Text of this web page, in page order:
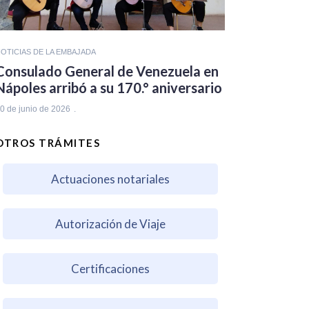
DE LA EMBAJADA
General de Venezuela en
arribó a su 170.° aniversario
de junio de 2026
TRÁMITES
Actuaciones notariales
Autorización de Viaje
Certificaciones